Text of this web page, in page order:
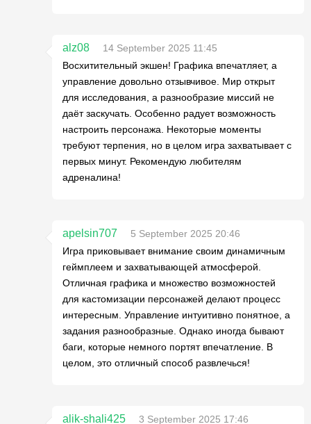
alz08
14 September 2025 11:45
Восхитительный экшен! Графика впечатляет, а
управление довольно отзывчивое. Мир открыт
для исследования, а разнообразие миссий не
даёт заскучать. Особенно радует возможность
настроить персонажа. Некоторые моменты
требуют терпения, но в целом игра захватывает с
первых минут. Рекомендую любителям
адреналина!
apelsin707
5 September 2025 20:46
Игра приковывает внимание своим динамичным
геймплеем и захватывающей атмосферой.
Отличная графика и множество возможностей
для кастомизации персонажей делают процесс
интересным. Управление интуитивно понятное, а
задания разнообразные. Однако иногда бывают
баги, которые немного портят впечатление. В
целом, это отличный способ развлечься!
alik-shali425
3 September 2025 17:46